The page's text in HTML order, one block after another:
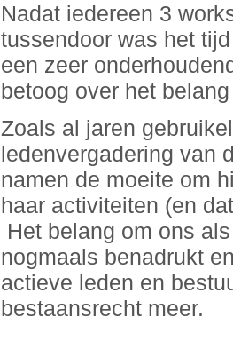
Nadat iedereen 3
tussendoor was het
een zeer
betoog over het
Zoals al jaren
ledenvergadering van
namen de moeite om
haar activiteiten (en
Het belang om ons
nogmaals benadrukt
actieve leden en
bestaansrecht meer.